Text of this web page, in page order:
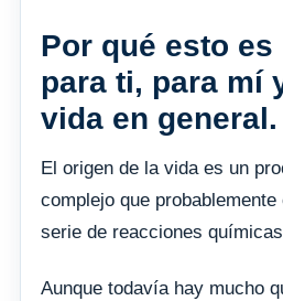
Por qué esto
para ti, para mí
vida en general.
El origen de la vida es un
complejo que
serie de reacciones
Aunque todavía hay mucho